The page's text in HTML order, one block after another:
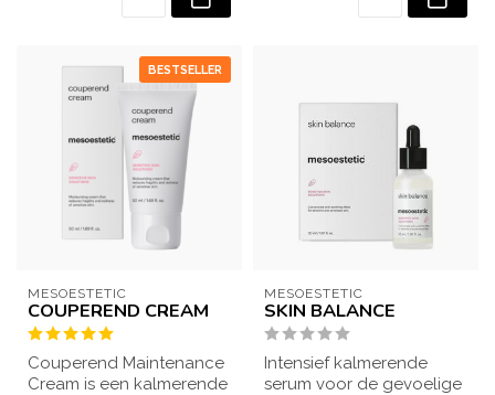
BESTSELLER
MESOESTETIC
COUPEREND CREAM
Couperend Maintenance
Cream is een kalmerende
MESOESTETIC
SKIN BALANCE
Intensief kalmerende
serum voor de gevoelige